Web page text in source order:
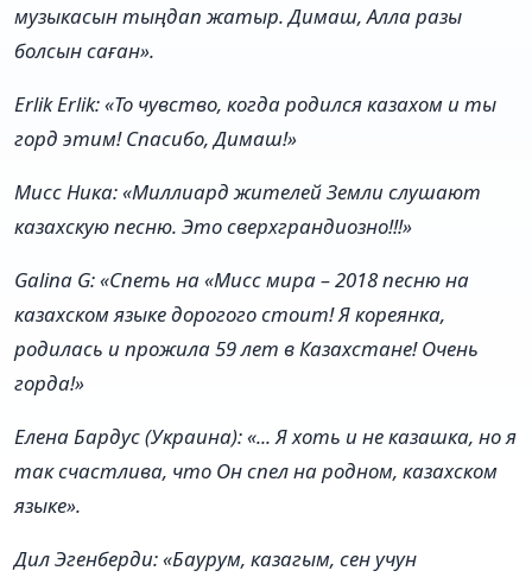
музыкасын тыңдап жатыр. Димаш, Алла разы
болсын саған».
Erlik Erlik: «То чувство, когда родился казахом и ты
горд этим! Спасибо, Димаш!»
Мисс Ника: «Миллиард жителей Земли слушают
казахскую песню. Это сверхграндиозно!!!»
Galina G: «Спеть на «Мисс мира – 2018 песню на
казахском языке дорогого стоит! Я кореянка,
родилась и прожила 59 лет в Казахстане! Очень
горда!»
Елена Бардус (Украина): «... Я хоть и не казашка, но я
так счастлива, что Он спел на родном, казахском
языке».
Дил Эгенберди: «Баурум, казагым, сен учун